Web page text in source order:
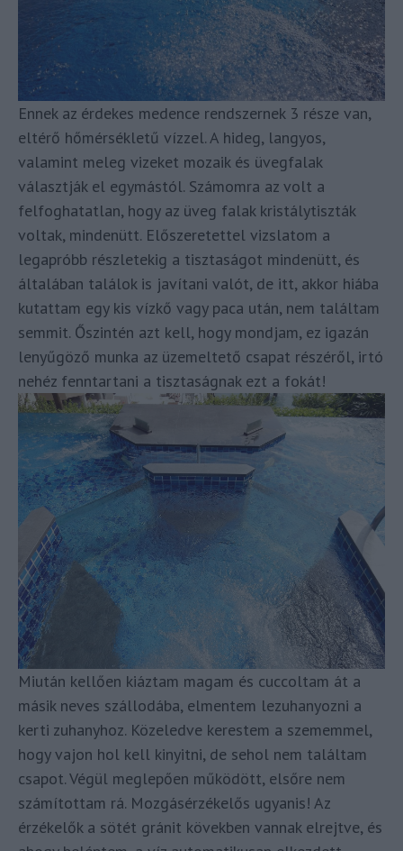
Ennek az érdekes medence rendszernek 3 része van,
eltérő hőmérsékletű vízzel. A hideg, langyos,
valamint meleg vizeket mozaik és üvegfalak
választják el egymástól. Számomra az volt a
felfoghatatlan, hogy az üveg falak kristálytiszták
voltak, mindenütt. Előszeretettel vizslatom a
legapróbb részletekig a tisztaságot mindenütt, és
általában találok is javítani valót, de itt, akkor hiába
kutattam egy kis vízkő vagy paca után, nem találtam
semmit. Őszintén azt kell, hogy mondjam, ez igazán
lenyűgöző munka az üzemeltető csapat részéről, irtó
nehéz fenntartani a tisztaságnak ezt a fokát!
Miután kellően kiáztam magam és cuccoltam át a
másik neves szállodába, elmentem lezuhanyozni a
kerti zuhanyhoz. Közeledve kerestem a szememmel,
hogy vajon hol kell kinyitni, de sehol nem találtam
csapot. Végül meglepően működött, elsőre nem
számítottam rá. Mozgásérzékelős ugyanis! Az
érzékelők a sötét gránit kövekben vannak elrejtve, és